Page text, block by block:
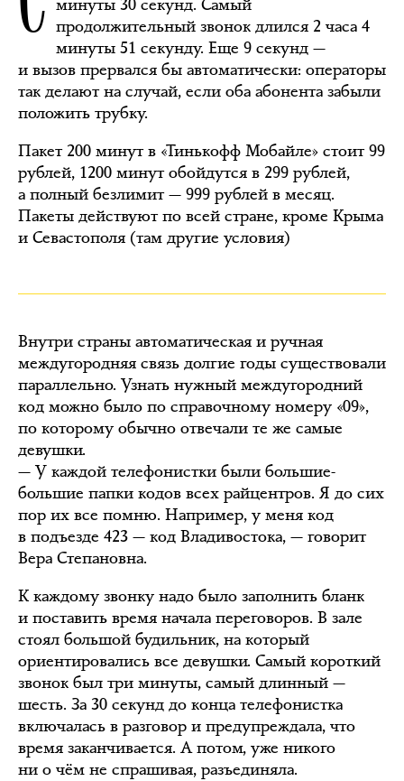
минуты 30 секунд. Самый
продолжительный звонок длился 2 часа 4
минуты 51 секунду. Еще 9 секунд —
и вызов прервался бы автоматически: операторы
так делают на случай, если оба абонента забыли
положить трубку.
Пакет 200 минут в «Тинькофф Мобайле» стоит 99
рублей, 1200 минут обойдутся в 299 рублей,
а полный безлимит — 999 рублей в месяц.
Пакеты действуют по всей стране, кроме Крыма
и Севастополя (там другие условия)
Внутри страны автоматическая и ручная
междугородняя связь долгие годы существовали
параллельно. Узнать нужный междугородний
код можно было по справочному номеру «09»,
по которому обычно отвечали те же самые
девушки.
— У каждой телефонистки были большие-
большие папки кодов всех райцентров. Я до сих
пор их все помню. Например, у меня код
в подъезде 423 — код Владивостока, — говорит
Вера Степановна.
К каждому звонку надо было заполнить бланк
и поставить время начала переговоров. В зале
стоял большой будильник, на который
ориентировались все девушки. Самый короткий
звонок был три минуты, самый длинный —
шесть. За 30 секунд до конца телефонистка
включалась в разговор и предупреждала, что
время заканчивается. А потом, уже никого
ни о чём не спрашивая, разъединяла.